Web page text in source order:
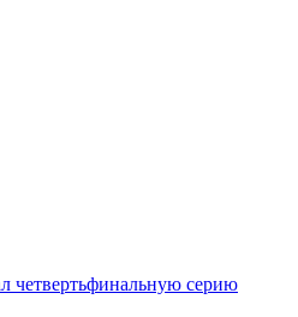
четвертьфинальную серию